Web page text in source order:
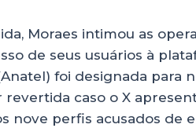
Moraes intimou as
de seus usuários à
foi designada para
revertida caso o X
nove perfis acusados de